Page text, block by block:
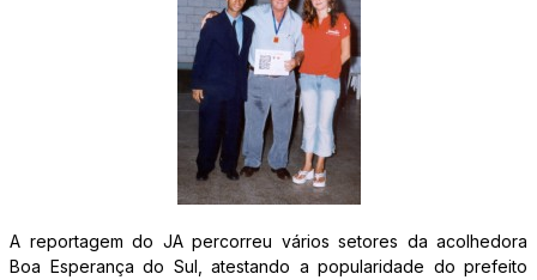
A reportagem do JA percorreu vários setores da acolhedora
Boa Esperança do Sul, atestando a popularidade do prefeito